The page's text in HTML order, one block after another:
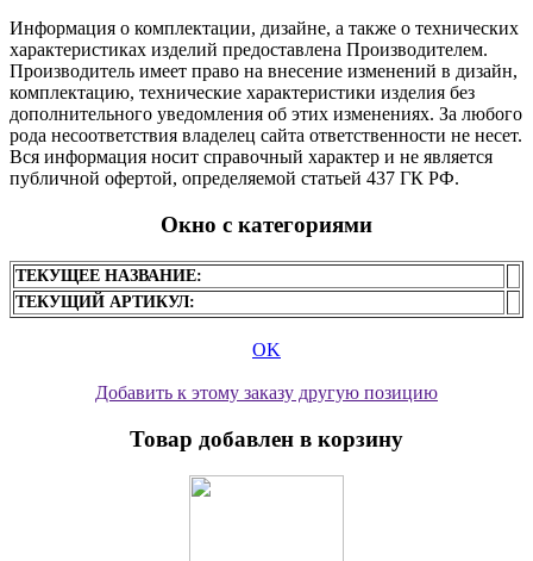
Информация о комплектации, дизайне, а также о технических
характеристиках изделий предоставлена Производителем.
Производитель имеет право на внесение изменений в дизайн,
комплектацию, технические характеристики изделия без
дополнительного уведомления об этих изменениях. За любого
рода несоответствия владелец сайта ответственности не несет.
Вся информация носит справочный характер и не является
публичной офертой, определяемой статьей 437 ГК РФ.
Окно с категориями
ТЕКУЩЕЕ НАЗВАНИЕ:
ТЕКУЩИЙ АРТИКУЛ:
OK
Добавить к этому заказу другую позицию
Товар добавлен в корзину